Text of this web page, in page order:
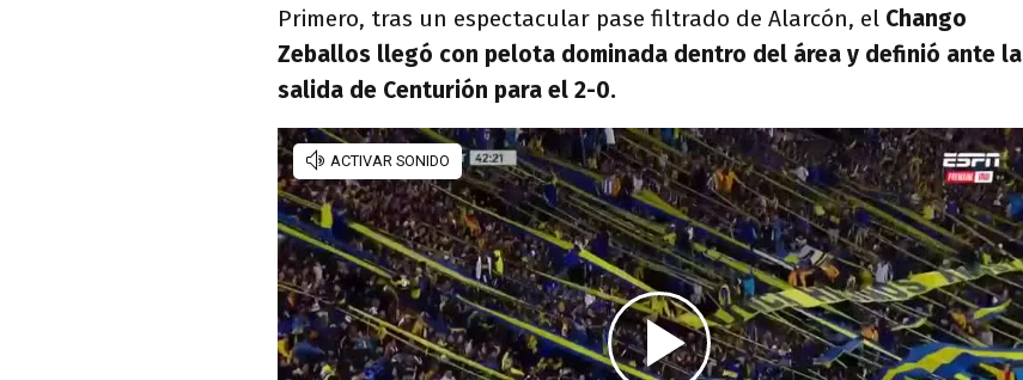
Primero, tras un espectacular pase filtrado de Alarcón, el Chango
Zeballos llegó con pelota dominada dentro del área y definió ante la
salida de Centurión para el 2-0.